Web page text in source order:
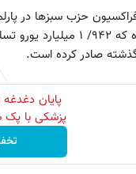
حزب سبزها در
این کشور اذعان کرده که
صادر کرده است.
پایان
پزشکی با پک